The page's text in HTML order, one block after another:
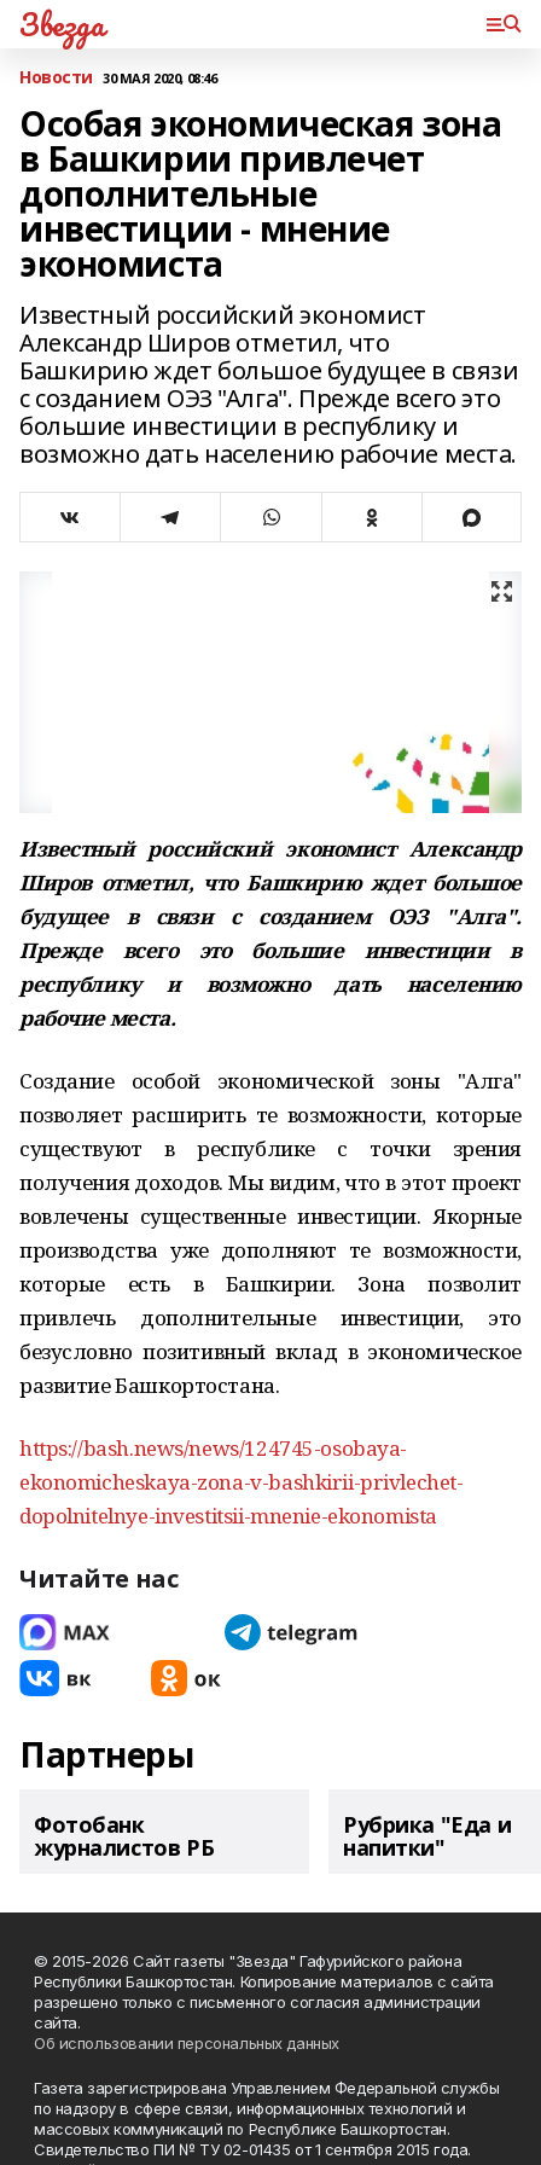
Звезда
Новости 30 МАЯ 2020, 08:46
Особая экономическая зона
в Башкирии привлечет
дополнительные
инвестиции - мнение
экономиста
Известный российский экономист
Александр Широв отметил, что
Башкирию ждет большое будущее в связи
с созданием ОЭЗ "Алга". Прежде всего это
большие инвестиции в республику и
возможно дать населению рабочие места.
Известный российский экономист Александр
Широв отметил, что Башкирию ждет большое
будущее в связи с созданием ОЭЗ "Алга".
Прежде всего это большие инвестиции в
республику и возможно дать населению
рабочие места.
Создание особой экономической зоны "Алга"
позволяет расширить те возможности, которые
существуют в республике с точки зрения
получения доходов. Мы видим, что в этот проект
вовлечены существенные инвестиции. Якорные
производства уже дополняют те возможности,
которые есть в Башкирии. Зона позволит
привлечь дополнительные инвестиции, это
безусловно позитивный вклад в экономическое
развитие Башкортостана.
https://bash.news/news/124745-osobaya-
ekonomicheskaya-zona-v-bashkirii-privlechet-
dopolnitelnye-investitsii-mnenie-ekonomista
Читайте нас
Партнеры
Фотобанк
журналистов РБ
Рубрика "Еда и
напитки"
© 2015-2026 Сайт газеты "Звезда" Гафурийского района
Республики Башкортостан. Копирование материалов с сайта
разрешено только с письменного согласия администрации
сайта.
Об использовании персональных данных
Газета зарегистрирована Управлением Федеральной службы
по надзору в сфере связи, информационных технологий и
массовых коммуникаций по Республике Башкортостан.
Свидетельство ПИ № ТУ 02-01435 от 1 сентября 2015 года.